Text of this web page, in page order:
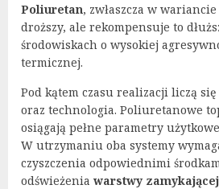
Poliuretan, zwłaszcza w
droższy, ale rekompensuje to
środowiskach o wysokiej
termicznej.
Pod kątem czasu realizacji liczą
oraz technologia. Poliuretanowe
osiągają pełne parametry
W utrzymaniu oba systemy
czyszczenia odpowiednimi
odświeżenia warstwy zamykającej